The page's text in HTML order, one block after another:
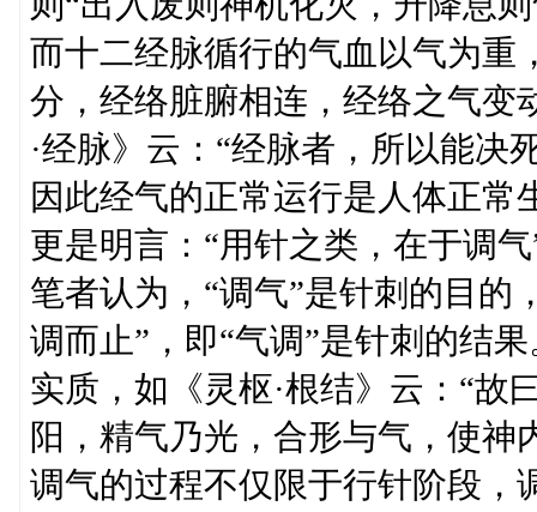
而十二经脉循行的气血以气为重
分，经络脏腑相连，经络之气变
·经脉》云：“经脉者，所以能决
因此经气的正常运行是人体正常
更是明言：“用针之类，在于调
笔者认为，“调气”是针刺的目的
调而止”，即“气调”是针刺的结
实质，如《灵枢·根结》云：“故
阳，精气乃光，合形与气，使神
调气的过程不仅限于行针阶段，